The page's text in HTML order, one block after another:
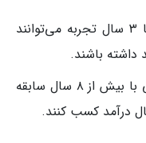
سطح مبتدی: دندانپزشکان با ۱ تا ۳ سال تجربه می‌توانند
دندانپزشکان باتجربه: متخصصانی با بیش از ۸ سال سابقه